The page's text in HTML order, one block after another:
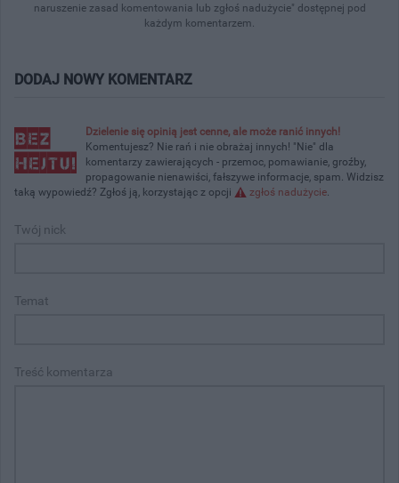
naruszenie zasad komentowania lub zgłoś nadużycie" dostępnej pod
każdym komentarzem.
DODAJ NOWY KOMENTARZ
Dzielenie się opinią jest cenne, ale może ranić innych!
Komentujesz? Nie rań i nie obrażaj innych! "Nie" dla
komentarzy zawierających - przemoc, pomawianie, groźby,
propagowanie nienawiści, fałszywe informacje, spam. Widzisz
taką wypowiedź? Zgłoś ją, korzystając z opcji
zgłoś nadużycie.
Twój nick
Temat
Treść komentarza